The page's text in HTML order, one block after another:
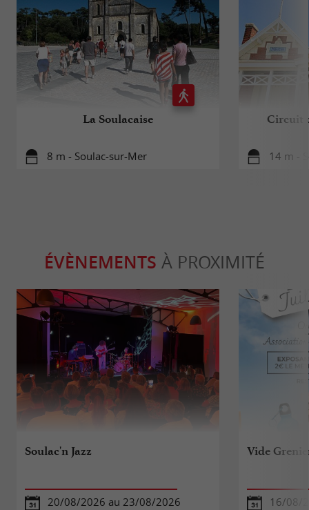
La Soulacaise
8 m - Soulac-sur-Mer
Circuit
14 m -
ÉVÈNEMENTS À PROXIMITÉ
Soulac'n Jazz
20/08/2026 au 23/08/2026
Vide
16/08/